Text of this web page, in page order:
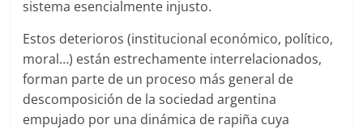
sistema esencialmente injusto.
Estos deterioros (institucional económico, político,
moral…) están estrechamente interrelacionados,
forman parte de un proceso más general de
descomposición de la sociedad argentina
empujado por una dinámica de rapiña cuya